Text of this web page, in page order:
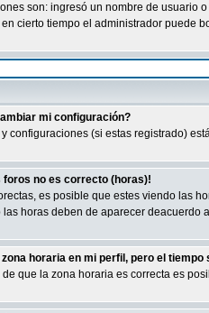
son: ingresó un nombre de usuario
cierto tiempo el administrador puede
mi configuración?
configuraciones (si estas registrado)
foros no es correcto (horas)!
es posible que estes viendo las
horas deben de aparecer deacuerdo
zona horaria en mi perfil, pero el
de que la zona horaria es correcta es